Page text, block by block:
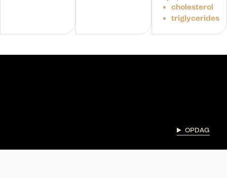
cholesterol
triglycerides
OPDAG